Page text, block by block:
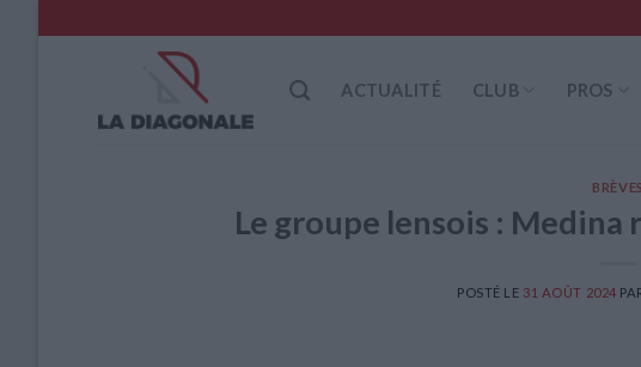
to
ACTUALITÉ CLUB PROS
BRÈVES
Le groupe lensois :
POSTÉ LE 31 AOÛT 2024